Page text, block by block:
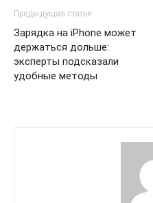
Предыдущая статья
Зарядка на iPhone может
держаться дольше:
эксперты подсказали
удобные методы